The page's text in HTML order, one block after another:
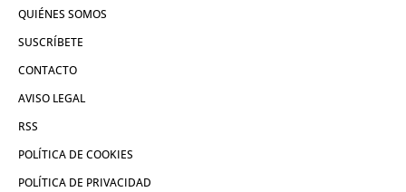
QUIÉNES SOMOS
SUSCRÍBETE
CONTACTO
AVISO LEGAL
RSS
POLÍTICA DE COOKIES
POLÍTICA DE PRIVACIDAD